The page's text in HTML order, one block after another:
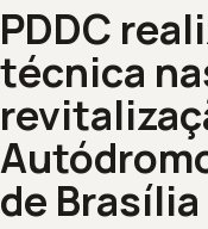
PDDC
técnica
de Brasília